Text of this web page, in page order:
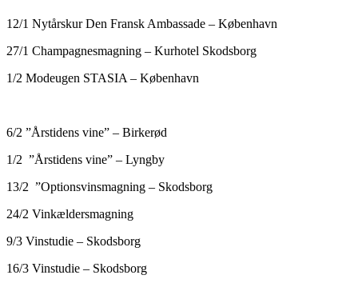
12/1 Nytårskur Den Fransk Ambassade – København
27/1 Champagnesmagning – Kurhotel Skodsborg
1/2 Modeugen STASIA – København
6/2 ”Årstidens vine” – Birkerød
1/2 ”Årstidens vine” – Lyngby
13/2 ”Optionsvinsmagning – Skodsborg
24/2 Vinkældersmagning
9/3 Vinstudie – Skodsborg
16/3 Vinstudie – Skodsborg